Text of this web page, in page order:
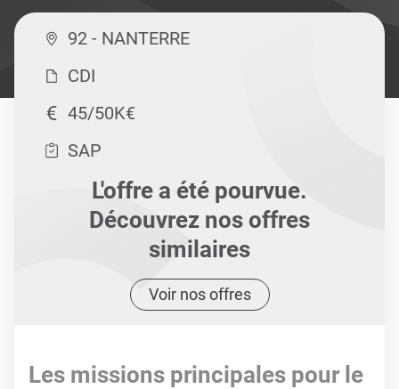
92 - NANTERRE
CDI
45/50K€
SAP
L'offre a été pourvue.
Découvrez nos offres
similaires
Voir nos offres
Les missions principales pour le